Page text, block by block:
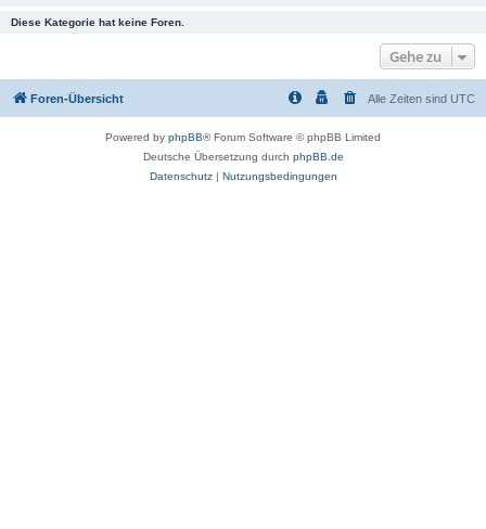
Diese Kategorie hat keine Foren.
Gehe zu
Foren-Übersicht Alle Zeiten sind UTC
Powered by phpBB® Forum Software © phpBB Limited
Deutsche Übersetzung durch phpBB.de
Datenschutz| Nutzungsbedingungen